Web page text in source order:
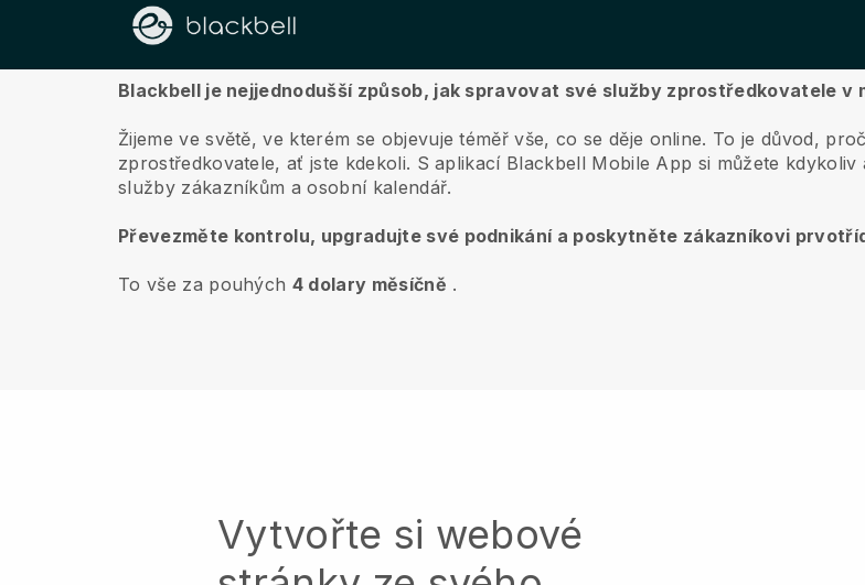
O nás
Blackbell je nejjednodušší způsob, jak spravovat své služby zprostředkovatele v
Žijeme ve světě, ve kterém se objevuje téměř vše, co se děje online. To je důvod,
zprostředkovatele, ať jste kdekoli. S aplikací Blackbell Mobile App si můžete
služby zákazníkům a osobní kalendář.
Převezměte kontrolu, upgradujte své podnikání a poskytněte zákazníkovi
To vše za pouhých 4 dolary měsíčně .
Vytvořte si webové